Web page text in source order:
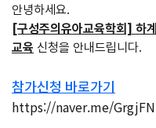
안녕하세요.
[구성주의유아교육학회] 하
교육 신청을 안내드립니다.
참가신청 바로가기
https://naver.me/